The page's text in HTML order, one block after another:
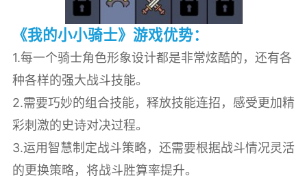
《我的小小骑士》游戏优势：
1.每一个骑士角色形象设计都是非常炫酷的，还有各
种各样的强大战斗技能。
2.需要巧妙的组合技能，释放技能连招，感受更加精
彩刺激的史诗对决过程。
3.运用智慧制定战斗策略，还需要根据战斗情况灵活
的更换策略，将战斗胜算率提升。